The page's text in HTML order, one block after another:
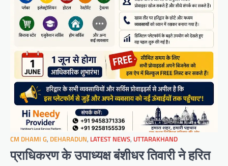
CM DHAMI G, DEHARADUN, LATEST NEWS, UTTARAKHAND
प्राधिकरण के उपाध्यक्ष बंशीधर तिवारी ने हरित